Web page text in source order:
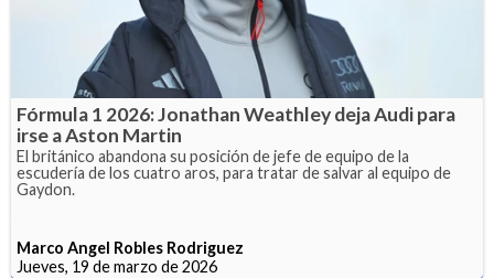
Fórmula 1 2026: Jonathan Weathley deja Audi para
irse a Aston Martin
El británico abandona su posición de jefe de equipo de la
escudería de los cuatro aros, para tratar de salvar al equipo de
Gaydon.
Marco Angel Robles Rodriguez
Jueves, 19 de marzo de 2026